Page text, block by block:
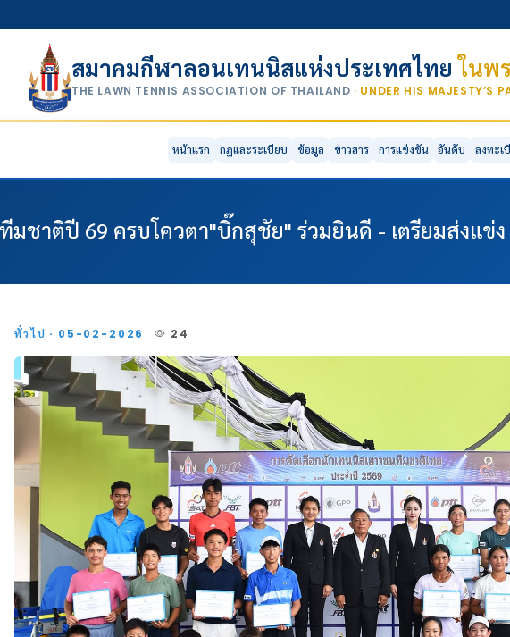
สมาคมกีฬาลอนเทนนิสแห่งประเทศไทยในพ
THE LAWN TENNIS ASSOCIATION OF THAILAND · UNDER HIS MAJESTY’S
หน้าแรก กฎและระเบียบ ข้อมูล ข่าวสาร การแข่งขัน อันดับ ลงทะเ
มชาติปี 69 ครบโควตา"บิ๊กสุชัย" ร่วมยินดี - เตรียมส่งแข่ง
ทั่วไป · 05-02-2026 24